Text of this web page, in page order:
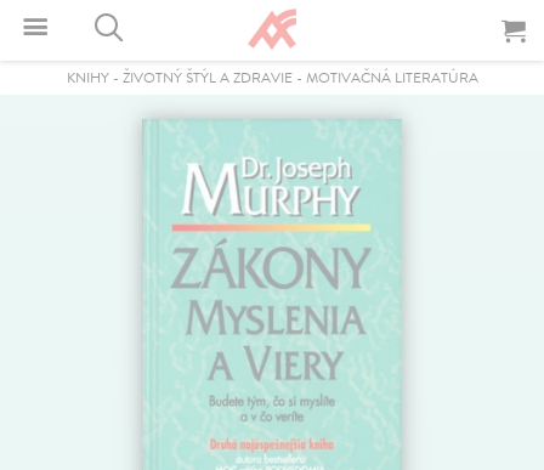
KNIHY- ŽIVOTNÝ ŠTÝL A ZDRAVIE- MOTIVAČNÁ LITERATÚRA